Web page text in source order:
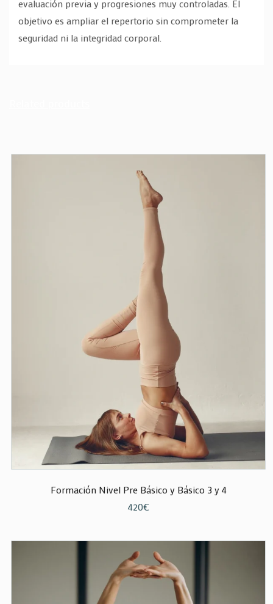
evaluación previa y progresiones muy controladas. El
objetivo es ampliar el repertorio sin comprometer la
seguridad ni la integridad corporal.
Formación Nivel Pre Básico y Básico 3 y 4
420€